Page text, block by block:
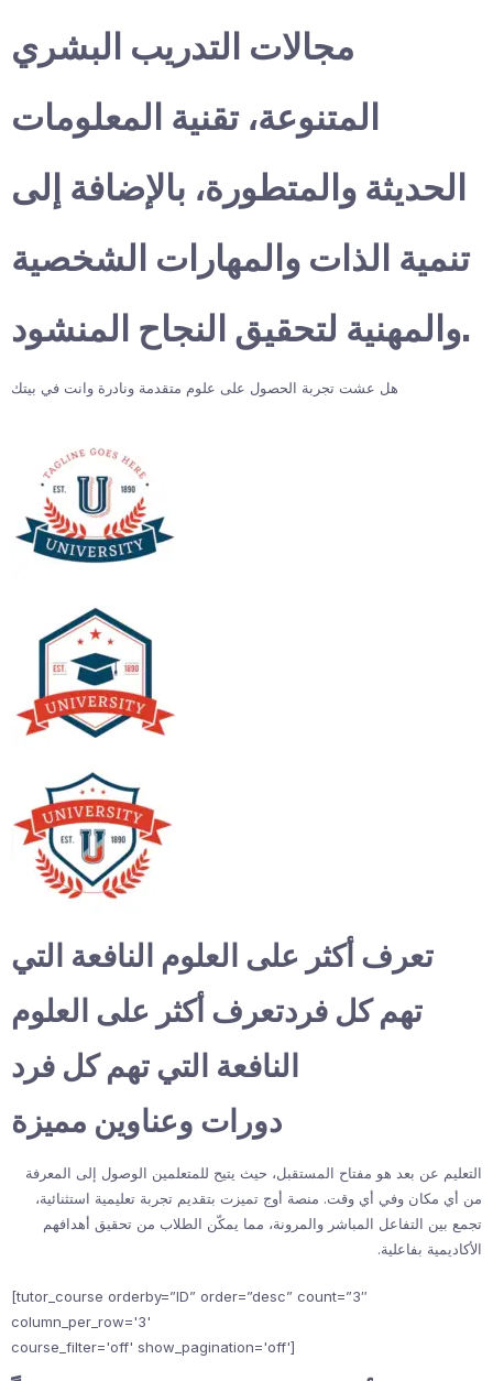
مجالات التدريب البشري
المتنوعة، تقنية المعلومات
الحديثة والمتطورة، بالإضافة إلى
تنمية الذات والمهارات الشخصية
والمهنية لتحقيق النجاح المنشود.
هل عشت تجربة الحصول على علوم متقدمة ونادرة وانت في بيتك
تعرف أكثر على العلوم النافعة التي
تهم كل فردتعرف أكثر على العلوم
النافعة التي تهم كل فرد
دورات وعناوين مميزة
التعليم عن بعد هو مفتاح المستقبل، حيث يتيح للمتعلمين الوصول إلى المعرفة
من أي مكان وفي أي وقت. منصة أوج تميزت بتقديم تجربة تعليمية استثنائية،
تجمع بين التفاعل المباشر والمرونة، مما يمكّن الطلاب من تحقيق أهدافهم
الأكاديمية بفاعلية.
[tutor_course orderby=”ID” order=”desc” count=”3″
column_per_row='3'
course_filter='off' show_pagination='off']